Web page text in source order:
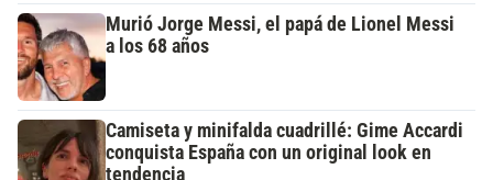
Murió Jorge Messi, el papá de Lionel Messi
a los 68 años
Camiseta y minifalda cuadrillé: Gime Accardi
conquista España con un original look en
tendencia